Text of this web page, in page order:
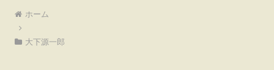
ホーム
大下源一郎